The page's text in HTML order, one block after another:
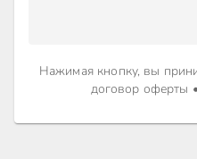
Нажимая кнопку, вы
договор оферты